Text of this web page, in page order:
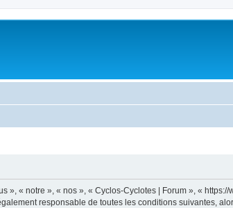
« notre », « nos », « Cyclos-Cyclotes | Forum », «
responsable de toutes les conditions suivantes,